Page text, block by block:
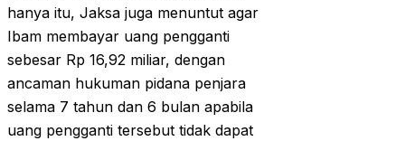
hanya itu, Jaksa juga menuntut agar
Ibam membayar uang pengganti
sebesar Rp 16,92 miliar, dengan
ancaman hukuman pidana penjara
selama 7 tahun dan 6 bulan apabila
uang pengganti tersebut tidak dapat